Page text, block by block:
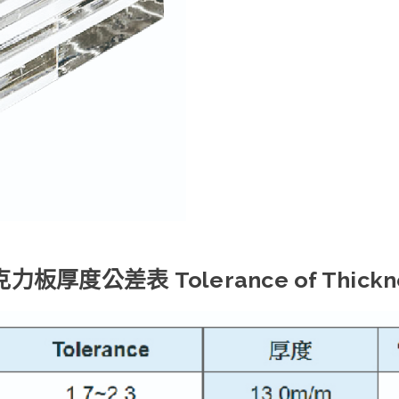
力板厚度公差表 Tolerance of